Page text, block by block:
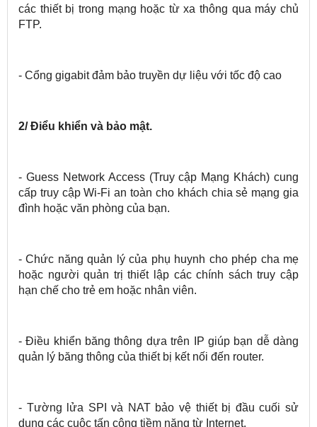
các thiết bị trong mạng hoặc từ xa thông qua máy chủ
FTP.
- Cổng gigabit đảm bảo truyền dự liệu với tốc độ cao
2/ Điểu khiển và bảo mật.
- Guess Network Access (Truy cập Mạng Khách) cung
cấp truy cập Wi-Fi an toàn cho khách chia sẻ mạng gia
đình hoặc văn phòng của bạn.
- Chức năng quản lý của phụ huynh cho phép cha mẹ
hoặc người quản trị thiết lập các chính sách truy cập
hạn chế cho trẻ em hoặc nhân viên.
- Điều khiển băng thông dựa trên IP giúp bạn dễ dàng
quản lý băng thông của thiết bị kết nối đến router.
- Tường lửa SPI và NAT bảo vệ thiết bị đầu cuối sử
dụng các cuộc tấn công tiềm năng từ Internet.